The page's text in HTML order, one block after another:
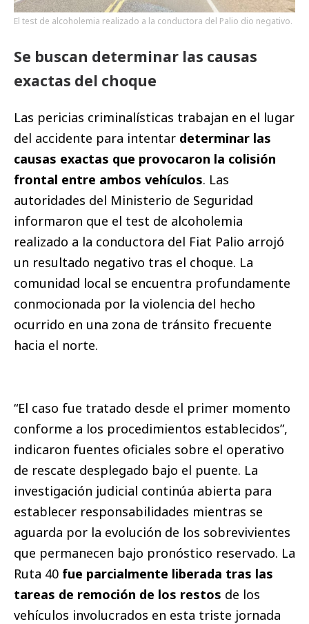
El test de alcoholemia realizado a la conductora del Palio dio negativo.
Se buscan determinar las causas
exactas del choque
Las pericias criminalísticas trabajan en el lugar
del accidente para intentar determinar las
causas exactas que provocaron la colisión
frontal entre ambos vehículos. Las
autoridades del Ministerio de Seguridad
informaron que el test de alcoholemia
realizado a la conductora del Fiat Palio arrojó
un resultado negativo tras el choque. La
comunidad local se encuentra profundamente
conmocionada por la violencia del hecho
ocurrido en una zona de tránsito frecuente
hacia el norte.
“El caso fue tratado desde el primer momento
conforme a los procedimientos establecidos”,
indicaron fuentes oficiales sobre el operativo
de rescate desplegado bajo el puente. La
investigación judicial continúa abierta para
establecer responsabilidades mientras se
aguarda por la evolución de los sobrevivientes
que permanecen bajo pronóstico reservado. La
Ruta 40 fue parcialmente liberada tras las
tareas de remoción de los restos de los
vehículos involucrados en esta triste jornada